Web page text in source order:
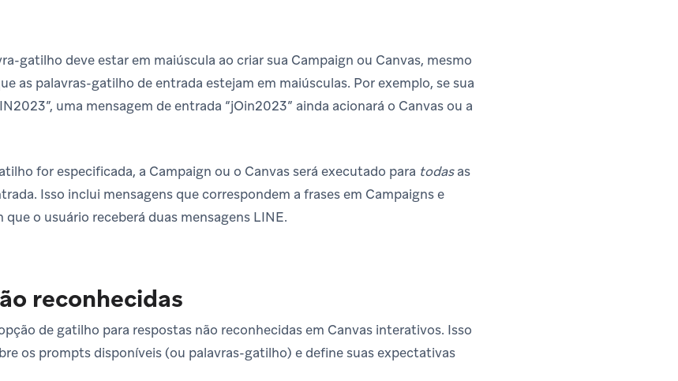
gatilho deve estar em maiúscula ao criar sua Campaign ou Canvas, mesmo
as palavras-gatilho de entrada estejam em maiúsculas. Por exemplo, se sua
uma mensagem de entrada “jOin2023” ainda acionará o Canvas ou a
for especificada, a Campaign ou o Canvas será executado para todasas
Isso inclui mensagens que correspondem a frases em Campaigns e
que o usuário receberá duas mensagens LINE.
reconhecidas
de gatilho para respostas não reconhecidas em Canvas interativos. Isso
os prompts disponíveis (ou palavras-gatilho) e define suas expectativas